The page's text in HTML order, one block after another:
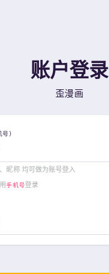
账户登录
歪漫画
号）
昵称 均可做为账号登入
手机号登录